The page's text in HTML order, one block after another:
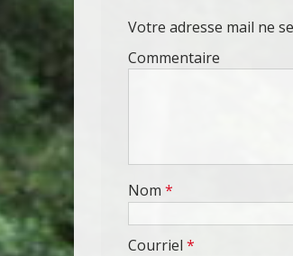
Votre adresse mail ne
Commentaire
Nom *
Courriel *